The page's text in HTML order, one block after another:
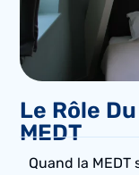
Le Rôle
MEDT
Quand la MEDT